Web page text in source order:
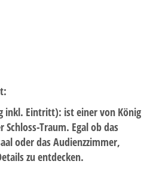
Saisonabschlussfahrt
und Silvesterreise
inkl. Eintritt): ist einer von König
Traum. Egal ob das
oder das Audienzzimmer,
zu entdecken.